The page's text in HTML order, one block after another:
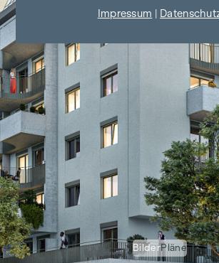
BilderPläne
Impressum